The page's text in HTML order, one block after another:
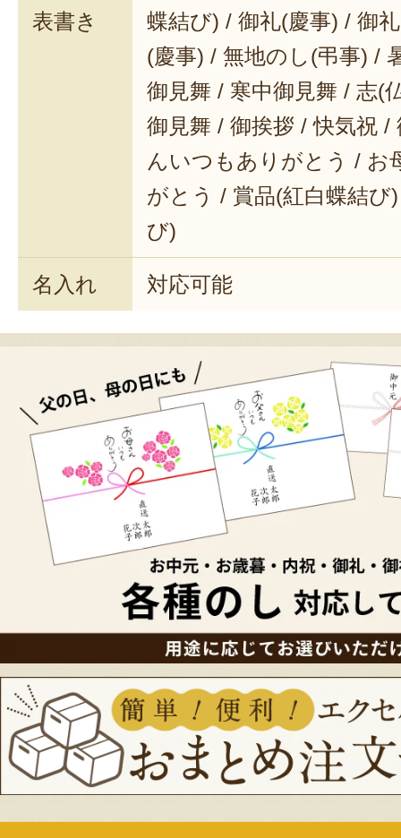
表書き
蝶結び) / 御礼(慶事) / 御
(慶事) / 無地のし(弔事) /
御見舞 / 寒中御見舞 / 志(
御見舞 / 御挨拶 / 快気祝 /
んいつもありがとう / お
がとう / 賞品(紅白蝶結び
び)
名入れ 対応可能